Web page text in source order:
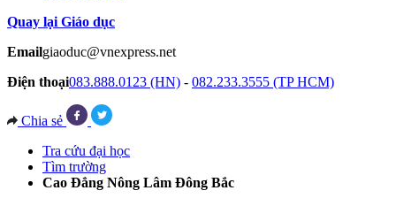
Quay lại Giáo dục
Emailgiaoduc@vnexpress.net
Điện thoại083.888.0123 (HN) - 082.233.3555 (TP HCM)
Chia sẻ
Tra cứu đại học
Tìm trường
Cao Đẳng Nông Lâm Đông Bắc